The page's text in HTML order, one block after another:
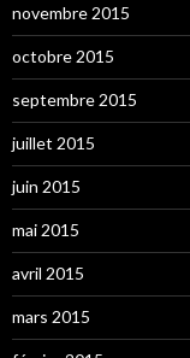
novembre 2015
octobre 2015
septembre 2015
juillet 2015
juin 2015
mai 2015
avril 2015
mars 2015